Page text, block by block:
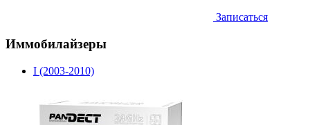
Записаться
Иммобилайзеры
I (2003-2010)